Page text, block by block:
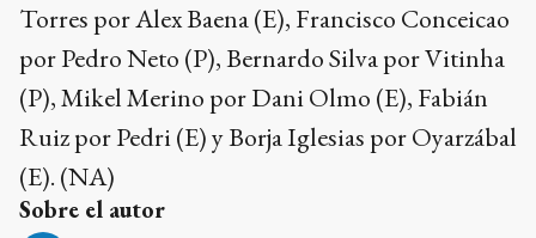
Torres por Alex Baena (E), Francisco Conceicao
por Pedro Neto (P), Bernardo Silva por Vitinha
(P), Mikel Merino por Dani Olmo (E), Fabián
Ruiz por Pedri (E) y Borja Iglesias por Oyarzábal
(E). (NA)
Sobre el autor